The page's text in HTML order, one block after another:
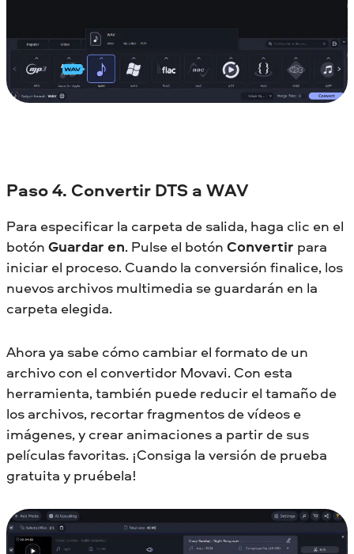
Paso 4. Convertir DTS a WAV
Para especificar la carpeta de salida, haga clic en el
botón Guardar en. Pulse el botón Convertir para
iniciar el proceso. Cuando la conversión finalice, los
nuevos archivos multimedia se guardarán en la
carpeta elegida.
Ahora ya sabe cómo cambiar el formato de un
archivo con el convertidor Movavi. Con esta
herramienta, también puede reducir el tamaño de
los archivos, recortar fragmentos de vídeos e
imágenes, y crear animaciones a partir de sus
películas favoritas. ¡Consiga la versión de prueba
gratuita y pruébela!